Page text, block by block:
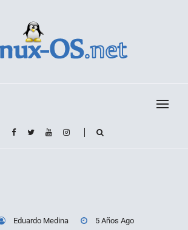
Eduardo Medina 5 Años Ago